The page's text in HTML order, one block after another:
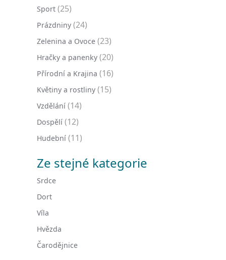
Sport (25)
Prázdniny (24)
Zelenina a Ovoce (23)
Hračky a panenky (20)
Přírodní a Krajina (16)
Květiny a rostliny (15)
Vzdělání (14)
Dospělí (12)
Hudební (11)
Ze stejné kategorie
Srdce
Dort
Víla
Hvězda
Čarodějnice